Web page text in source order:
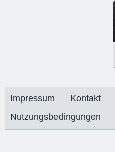
Impressum Kontakt
Nutzungsbedingungen